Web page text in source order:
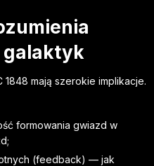
galaktyk
mają szerokie implikacje.
formowania gwiazd w
(feedback) — jak